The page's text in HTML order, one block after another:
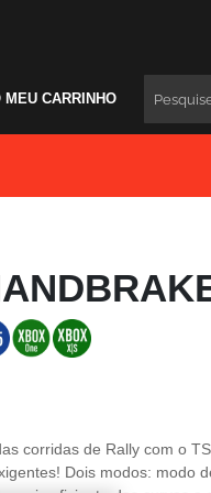
MEU CARRINHO Pesquisar
corridas de Rally com o
Dois modos: modo